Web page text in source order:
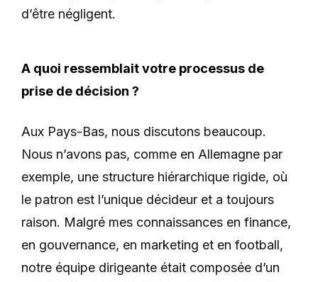
d’être négligent.
A quoi ressemblait votre processus de
prise de décision ?
Aux Pays-Bas, nous discutons beaucoup.
Nous n’avons pas, comme en Allemagne par
exemple, une structure hiérarchique rigide, où
le patron est l’unique décideur et a toujours
raison. Malgré mes connaissances en finance,
en gouvernance, en marketing et en football,
notre équipe dirigeante était composée d’un